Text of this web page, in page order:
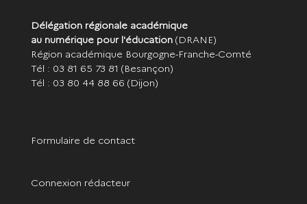
Délégation régionale académique
au numérique pour l'éducation(DRANE)
Région académique Bourgogne-Franche-Comté
Tél : 03 81 65 73 81 (Besançon)
Tél : 03 80 44 88 66 (Dijon)
Formulaire de contact
Connexion rédacteur